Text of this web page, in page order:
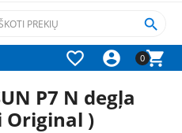
0



P7 N degļa
Original )